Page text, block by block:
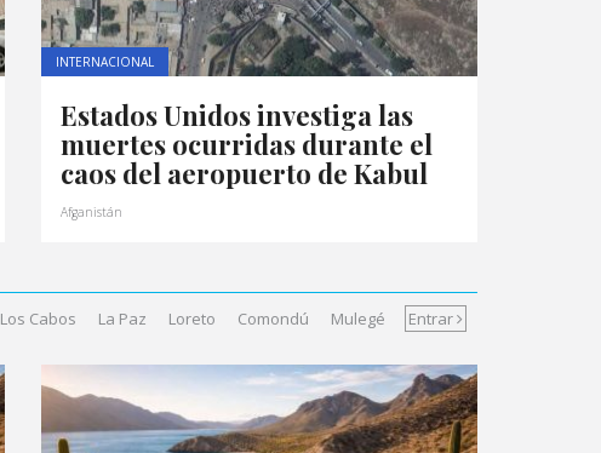
INTERNACIONAL
Estados Unidos investiga las
muertes ocurridas durante el
caos del aeropuerto de Kabul
Afganistán
Los Cabos La Paz Loreto Comondú Mulegé Entrar